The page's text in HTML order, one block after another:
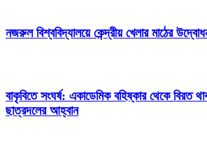
নজরুল বিশ্ববিদ্যালয়ে কেন্দ্রীয় খেলার মাঠের
বাকৃবিতে সংঘর্ষ: একাডেমিক বহিষ্কার থেকে বিরত
ছাত্রদলের আহ্বান